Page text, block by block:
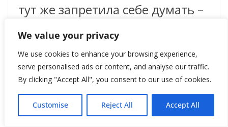
We value your privacy
We use cookies to enhance your browsing experience,
serve personalised ads or content, and analyse our traffic.
By clicking "Accept All", you consent to our use of cookies.
Customise Reject All Accept All
тут же запретила себе думать –
паранойя один из признаков
шизофрении, а я уже сказала
вам, что я в порядке.
– Пойду в туалет и спрошу